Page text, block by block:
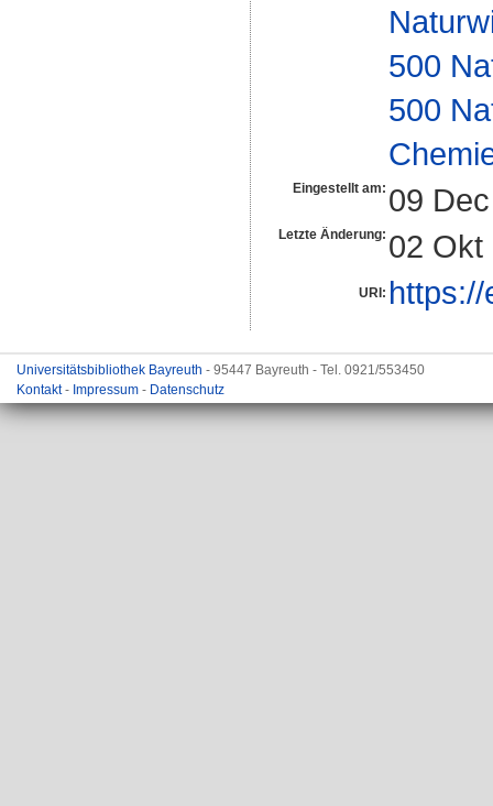
500
500
Eingestellt am: 09
Letzte Änderung: 02 Okt
URI:
Universitätsbibliothek Bayreuth - 95447 Bayreuth - Tel. 0921/553450
Kontakt- Impressum - Datenschutz